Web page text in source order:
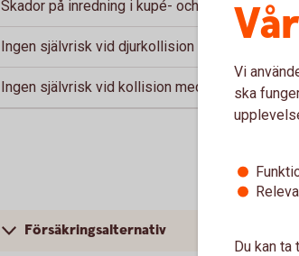
Skador på inredning i kupé- och bagageutrymme
Ingen självrisk vid djurkollision och
Ingen självrisk vid kollision med
Försäkringsalternativ
Vi
ska
Du kan